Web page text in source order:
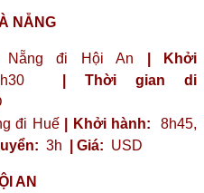
NẴNG
Nẵng đi Hội An
| Khởi
| Thời gian di
đi Huế
| Khởi hành: 8h45,
3h | Giá: USD
AN